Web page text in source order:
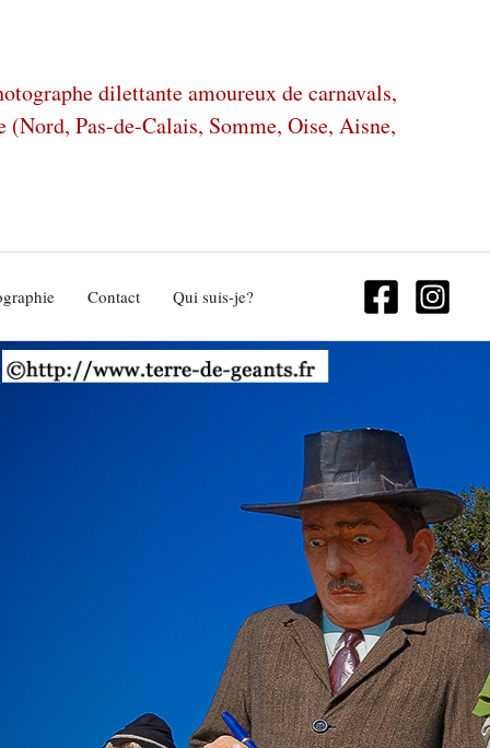
dilettante amoureux de carnavals,
(Nord, Pas-de-Calais, Somme, Oise, Aisne,
Contact Qui suis-je?